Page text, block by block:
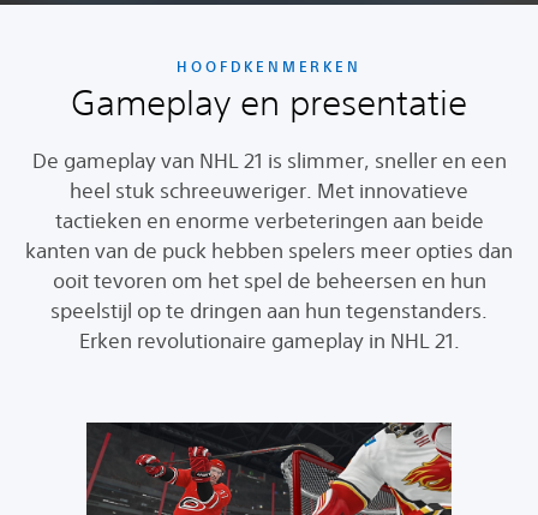
HOOFDKENMERKEN
Gameplay en presentatie
De gameplay van NHL 21 is slimmer, sneller en een
heel stuk schreeuweriger. Met innovatieve
tactieken en enorme verbeteringen aan beide
kanten van de puck hebben spelers meer opties dan
ooit tevoren om het spel de beheersen en hun
speelstijl op te dringen aan hun tegenstanders.
Erken revolutionaire gameplay in NHL 21.